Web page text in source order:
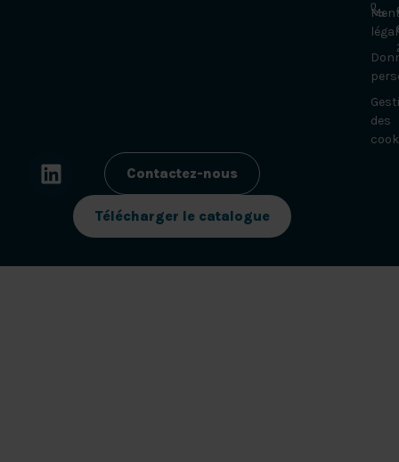
des
Contactez-nous
Télécharger le catalogue